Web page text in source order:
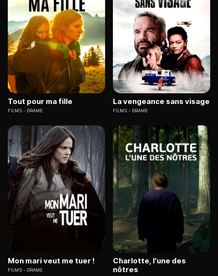
Tout pour ma fille
FILMS DRAME
La vengeance sans visage
FILMS DRAME
Mon mari veut me tuer !
FILMS DRAME
Charlotte, l'une des
nôtres